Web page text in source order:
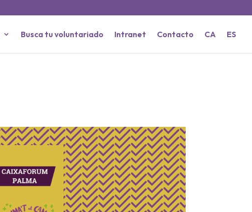
Busca tu voluntariado Intranet Contacto CA ES